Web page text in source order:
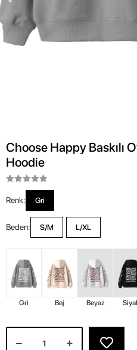
Choose Happy Baskılı
Hoodie
Renk: Gri
Beden: S/M L/XL
Gri Bej Beyaz